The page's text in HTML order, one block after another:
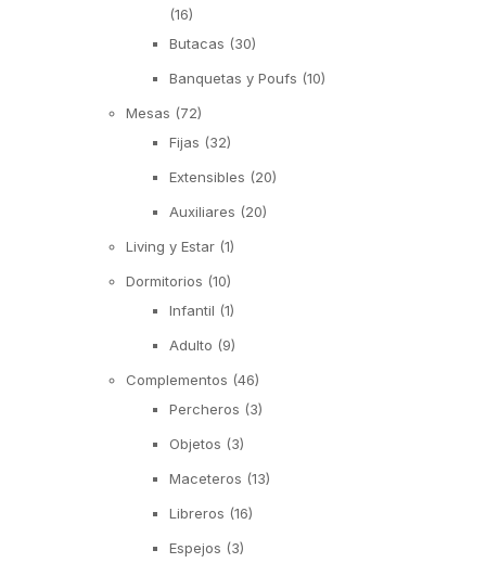
(16)
Butacas (30)
Banquetas y Poufs (10)
Mesas (72)
Fijas (32)
Extensibles (20)
Auxiliares (20)
Living y Estar (1)
Dormitorios (10)
Infantil (1)
Adulto (9)
Complementos (46)
Percheros (3)
Objetos (3)
Maceteros (13)
Libreros (16)
Espejos (3)